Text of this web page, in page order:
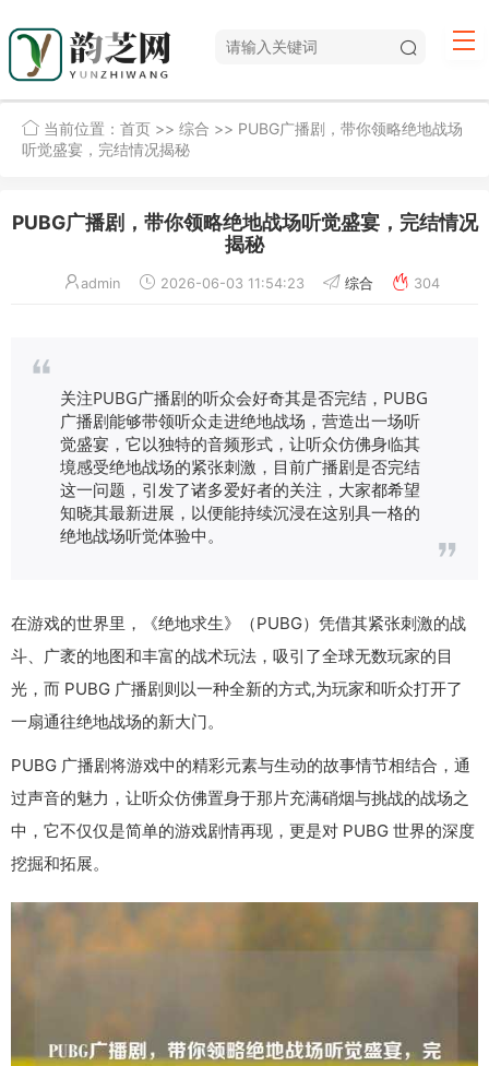
当前位置： 首页 >> 综合 >> PUBG广播剧，带你领略绝地战场
听觉盛宴，完结情况揭秘
PUBG广播剧，带你领略绝地战场听觉盛宴，完结情况
揭秘
admin 2026-06-03 11:54:23 综合 304
关注PUBG广播剧的听众会好奇其是否完结，PUBG
广播剧能够带领听众走进绝地战场，营造出一场听
觉盛宴，它以独特的音频形式，让听众仿佛身临其
境感受绝地战场的紧张刺激，目前广播剧是否完结
这一问题，引发了诸多爱好者的关注，大家都希望
知晓其最新进展，以便能持续沉浸在这别具一格的
绝地战场听觉体验中。
在游戏的世界里，《绝地求生》（PUBG）凭借其紧张刺激的战
斗、广袤的地图和丰富的战术玩法，吸引了全球无数玩家的目
光，而 PUBG 广播剧则以一种全新的方式,为玩家和听众打开了
一扇通往绝地战场的新大门。
PUBG 广播剧将游戏中的精彩元素与生动的故事情节相结合，通
过声音的魅力，让听众仿佛置身于那片充满硝烟与挑战的战场之
中，它不仅仅是简单的游戏剧情再现，更是对 PUBG 世界的深度
挖掘和拓展。